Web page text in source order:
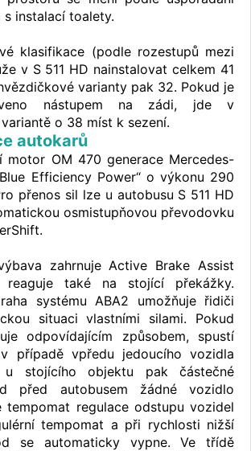
instalací toalety.
klasifikace (podle rozestupů mezi
v S 511 HD nainstalovat celkem 41
varianty pak 32. Pokud je
nástupem na zádi, jde v
o 38 míst k sezení.
autokarů
motor OM 470 generace Mercedes-
Efficiency Power“ o výkonu 290
přenos sil lze u autobusu S 511 HD
osmistupňovou převodovku
zahrnuje Active Brake Assist
reaguje také na stojící překážky.
systému ABA2 umožňuje řidiči
situaci vlastními silami. Pokud
odpovídajícím způsobem, spustí
případě vpředu jedoucího vozidla
u stojícího objektu pak částečné
před autobusem žádné vozidlo
tempomat regulace odstupu vozidel
tempomat a při rychlosti nižší
se automaticky vypne. Ve třídě